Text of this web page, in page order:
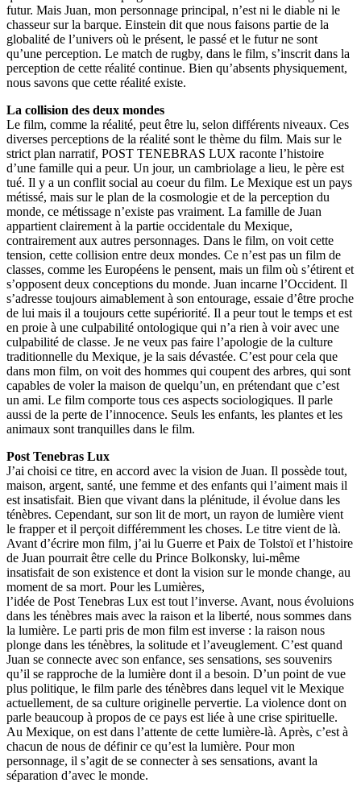
futur. Mais Juan, mon personnage principal, n’est ni le diable ni le
chasseur sur la barque. Einstein dit que nous faisons partie de la
globalité de l’univers où le présent, le passé et le futur ne sont
qu’une perception. Le match de rugby, dans le film, s’inscrit dans la
perception de cette réalité continue. Bien qu’absents physiquement,
nous savons que cette réalité existe.
La collision des deux mondes
Le film, comme la réalité, peut être lu, selon différents niveaux. Ces
diverses perceptions de la réalité sont le thème du film. Mais sur le
strict plan narratif, POST TENEBRAS LUX raconte l’histoire
d’une famille qui a peur. Un jour, un cambriolage a lieu, le père est
tué. Il y a un conflit social au coeur du film. Le Mexique est un pays
métissé, mais sur le plan de la cosmologie et de la perception du
monde, ce métissage n’existe pas vraiment. La famille de Juan
appartient clairement à la partie occidentale du Mexique,
contrairement aux autres personnages. Dans le film, on voit cette
tension, cette collision entre deux mondes. Ce n’est pas un film de
classes, comme les Européens le pensent, mais un film où s’étirent et
s’opposent deux conceptions du monde. Juan incarne l’Occident. Il
s’adresse toujours aimablement à son entourage, essaie d’être proche
de lui mais il a toujours cette supériorité. Il a peur tout le temps et est
en proie à une culpabilité ontologique qui n’a rien à voir avec une
culpabilité de classe. Je ne veux pas faire l’apologie de la culture
traditionnelle du Mexique, je la sais dévastée. C’est pour cela que
dans mon film, on voit des hommes qui coupent des arbres, qui sont
capables de voler la maison de quelqu’un, en prétendant que c’est
un ami. Le film comporte tous ces aspects sociologiques. Il parle
aussi de la perte de l’innocence. Seuls les enfants, les plantes et les
animaux sont tranquilles dans le film.
Post Tenebras Lux
J’ai choisi ce titre, en accord avec la vision de Juan. Il possède tout,
maison, argent, santé, une femme et des enfants qui l’aiment mais il
est insatisfait. Bien que vivant dans la plénitude, il évolue dans les
ténèbres. Cependant, sur son lit de mort, un rayon de lumière vient
le frapper et il perçoit différemment les choses. Le titre vient de là.
Avant d’écrire mon film, j’ai lu Guerre et Paix de Tolstoï et l’histoire
de Juan pourrait être celle du Prince Bolkonsky, lui-même
insatisfait de son existence et dont la vision sur le monde change, au
moment de sa mort. Pour les Lumières,
l’idée de Post Tenebras Lux est tout l’inverse. Avant, nous évoluions
dans les ténèbres mais avec la raison et la liberté, nous sommes dans
la lumière. Le parti pris de mon film est inverse : la raison nous
plonge dans les ténèbres, la solitude et l’aveuglement. C’est quand
Juan se connecte avec son enfance, ses sensations, ses souvenirs
qu’il se rapproche de la lumière dont il a besoin. D’un point de vue
plus politique, le film parle des ténèbres dans lequel vit le Mexique
actuellement, de sa culture originelle pervertie. La violence dont on
parle beaucoup à propos de ce pays est liée à une crise spirituelle.
Au Mexique, on est dans l’attente de cette lumière-là. Après, c’est à
chacun de nous de définir ce qu’est la lumière. Pour mon
personnage, il s’agit de se connecter à ses sensations, avant la
séparation d’avec le monde.